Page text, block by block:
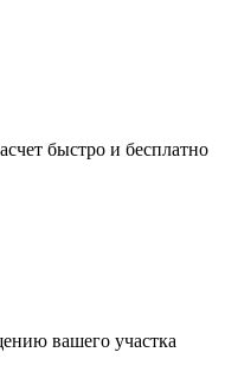
быстро и бесплатно
вашего участка